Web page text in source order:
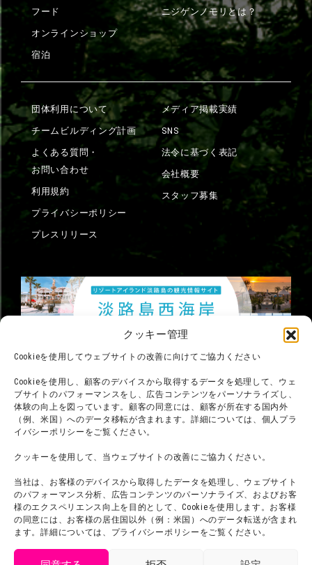
クッキー管理
Cookieを使用してウェブサイトの改善に向けてご協力ください
Cookieを使用し、顧客のデバイスから取得するデータを処理して、ウェ
ブサイトのパフォーマンスをし、広告コンテンツをパーソナライズし、
体験の向上を図っています。顧客の同意には、顧客が所在する国内外
（例、米国）へのデータ移転が含まれます。詳細については、個人プラ
イバシーポリシーをご覧ください。
クッキーを使用して、当ウェブサイトの改善にご協力ください。
当社は、お客様のデバイスから取得したデータを処理し、ウェブサイト
のパフォーマンス分析、広告コンテンツのパーソナライズ、およびお客
様のエクスペリエンス向上を目的として、Cookieを使用します。お客様
の同意には、お客様の居住国以外（例：米国）へのデータ転送が含まれ
ます。詳細については、プライバシーポリシーをご覧ください。
フード
オンラインショップ
宿泊
ニジゲンノモリとは？
団体利用について
チームビルディング計画
よくある質問・
お問い合わせ
利用規約
プライバシーポリシー
プレスリリース
メディア掲載実績
SNS
法令に基づく表記
会社概要
スタッフ募集
©臼井儀人／双葉社・シンエイ・テレビ朝日・ADK
©臼井儀人／双葉社・シンエイ・テレビ朝日・ADK 1993-2026
©岸本斉史 スコット／集英社・テレビ東京・ぴえろ
TM & © TOHO
© ARMOR PROJECT/BIRD STUDIO/SQUARE ENIX
©諫山創・講談社／「進撃の巨人」The Final Season製作委員会
©2026 Nijigennomori Inc. All Rights Reserved.